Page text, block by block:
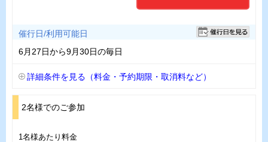
催行日/利用可能日
6月27日から9月30日の毎日
詳細条件を見る（料金・予約期限・取消料など）
2名様でのご参加
1名様あたり料金